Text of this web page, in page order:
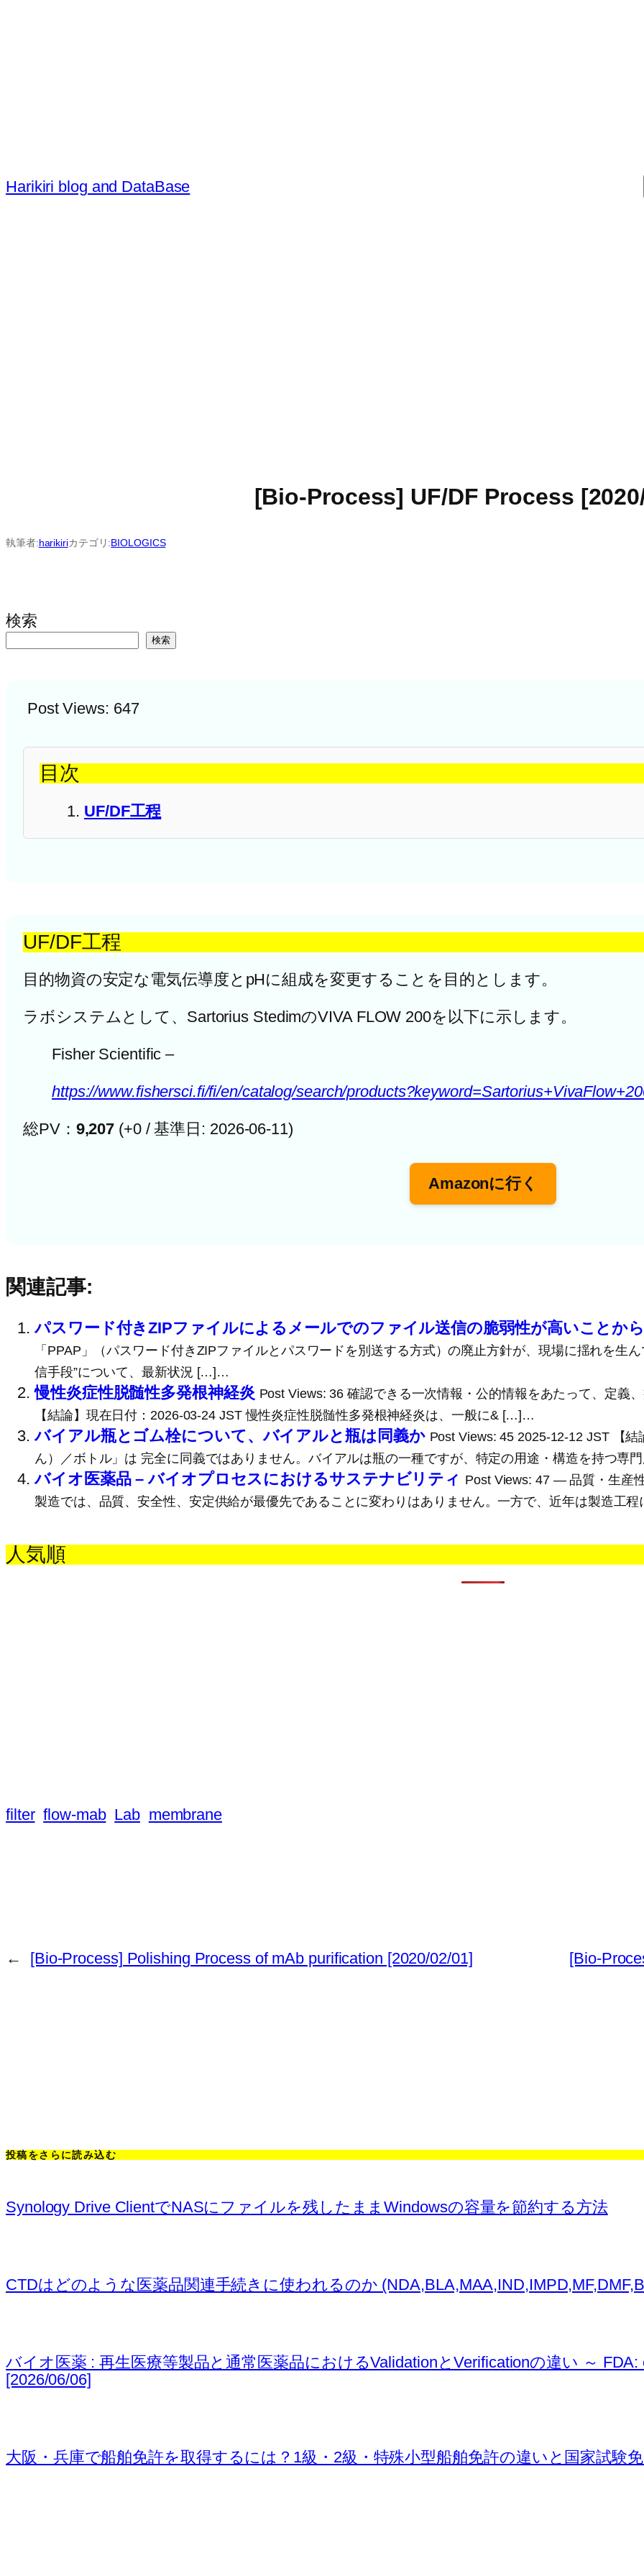
Harikiri blog and DataBase
[Bio-Process] UF/DF Process
執筆者:harikiriカテゴリ:BIOLOGICS
検索
検索
Post Views: 647
目次
UF/DF工程
UF/DF工程
目的物資の安定な電気伝導度とpHに組成を変更することを目的とします。
ラボシステムとして、Sartorius StedimのVIVA FLOW 200を以下に示します。
Fisher Scientific –
https://www.fishersci.fi/fi/en/catalog/search/
総PV： 9,207 (+0 / 基準日: 2026-06-11)
Amazonに行く
関連記事:
パスワード付きZIPファイルによるメールでのファイル送信の脆弱性が高いことか
「PPAP」（パスワード付きZIPファイルとパスワードを別送する方式）の廃止方針が、現場に揺れを生
信手段”について、最新状況 […]…
慢性炎症性脱髄性多発根神経炎 Post Views: 36 確認できる一次情報・公的情報をあたって、定義
【結論】現在日付：2026-03-24 JST 慢性炎症性脱髄性多発根神経炎は、一般に& […]…
バイアル瓶とゴム栓について、バイアルと瓶は同義か Post Views: 45 2025-12-12 JST 【
ん）／ボトル」は 完全に同義ではありません。バイアルは瓶の一種ですが、特定の用途・構造を持つ
バイオ医薬品 – バイオプロセスにおけるサステナビリティ Post Views: 47 ― 品質・生産
製造では、品質、安全性、安定供給が最優先であることに変わりはありません。一方で、近年は製造工
人気順
filter flow-mab Lab membrane
← [Bio-Process] Polishing Process of mAb purification [2020/02/01] [Bio-
投稿をさらに読み込む
Synology Drive ClientでNASにファイルを残したままWindowsの容量を節約する方法
CTDはどのような医薬品関連手続きに使われるのか
バイオ医薬 : 再生医療等製品と通常医薬品におけるValidationとVerificationの違い ～
[2026/06/06]
大阪・兵庫で船舶免許を取得するには？1級・2級・特殊小型船舶免許の違いと国家試験